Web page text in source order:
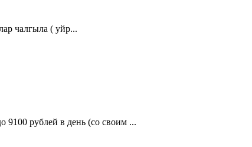
чалгыла ( уйр...
рублей в день (со своим ...